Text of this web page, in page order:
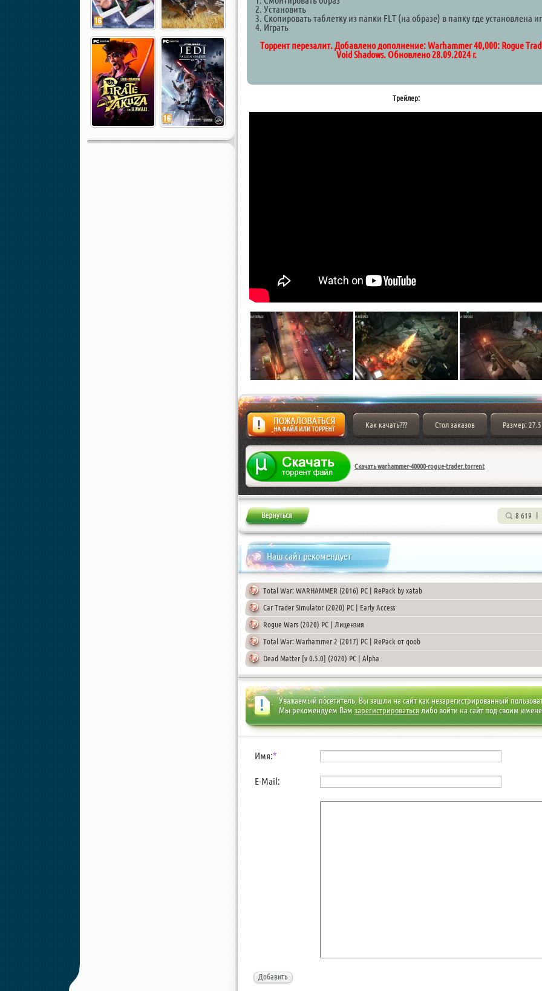
2. Установить
3. Скопировать таблетку из папки FLT (на образе) в папку где установлена
4. Играть
Торрент перезалит. Добавлено дополнение: Warhammer 40,000: Rogue
Void Shadows. Обновлено 28.09.2024 г.
Трейлер:
Жалоба
Как качать??? Стол заказов Размер:
Скачать warhammer-40000-rogue-trader.torrent
8 619
Наш сайт рекомендует
Total War: WARHAMMER (2016) PC | RePack by xatab
Car Trader Simulator (2020) PC | Early Access
Rogue Wars (2020) PC | Лицензия
Total War: Warhammer 2 (2017) PC | RePack от qoob
Dead Matter [v 0.5.0] (2020) PC | Alpha
Уважаемый посетитель, Вы зашли на сайт как незарегистрированный
Мы рекомендуем Вам зарегистрироватьсялибо войти на сайт под своим
Имя:*
E-Mail:
Добавить